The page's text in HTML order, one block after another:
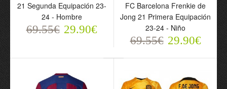
Camiseta de fútbol
21 Segunda Equipación 23-
24 - Hombre
69.55€ 29.90€
FC Barcelona Frenkie de
Jong 21 Primera Equipación
23-24 - Niño
69.55€ 29.90€